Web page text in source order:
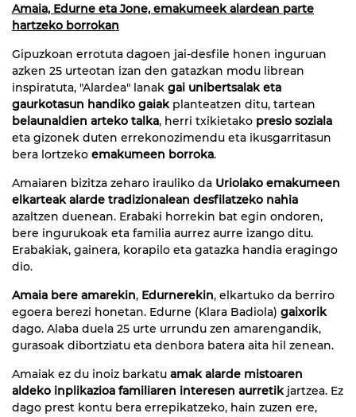
Amaia, Edurne eta Jone, emakumeek alardean parte
hartzeko borrokan
Gipuzkoan errotuta dagoen jai-desfile honen inguruan
azken 25 urteotan izan den gatazkan modu librean
inspiratuta, "Alardea" lanak gai unibertsalak eta
gaurkotasun handiko gaiak planteatzen ditu, tartean
belaunaldien arteko talka, herri txikietako presio soziala
eta gizonek duten errekonozimendu eta ikusgarritasun
bera lortzeko emakumeen borroka.
Amaiaren bizitza zeharo irauliko da Uriolako emakumeen
elkarteak alarde tradizionalean desfilatzeko nahia
azaltzen duenean. Erabaki horrekin bat egin ondoren,
bere ingurukoak eta familia aurrez aurre izango ditu.
Erabakiak, gainera, korapilo eta gatazka handia eragingo
dio.
Amaia bere amarekin, Edurnerekin, elkartuko da berriro
egoera berezi honetan. Edurne (Klara Badiola) gaixorik
dago. Alaba duela 25 urte urrundu zen amarengandik,
gurasoak dibortziatu eta denbora batera aita hil zenean.
Amaiak ez du inoiz barkatu amak alarde mistoaren
aldeko inplikazioa familiaren interesen aurretik jartzea. Ez
dago prest kontu bera errepikatzeko, hain zuzen ere,